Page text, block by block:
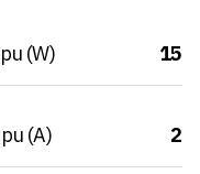
(W) 15
(A) 2